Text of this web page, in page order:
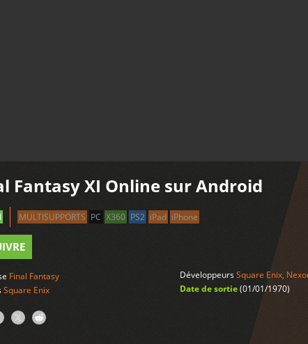
Fantasy XI Online sur Android
MULTISUPPORTS PC X360 PS2 iPad iPhone
Final Fantasy
Square Enix
DéveloppeursSquare Enix,
Date de sortie(01/01/1970)